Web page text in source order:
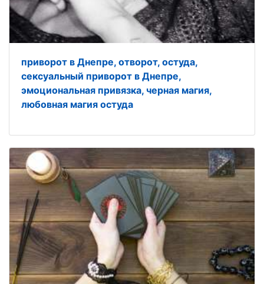
приворот в Днепре, отворот, остуда,
сексуальный приворот в Днепре,
эмоциональная привязка, черная магия,
любовная магия остуда